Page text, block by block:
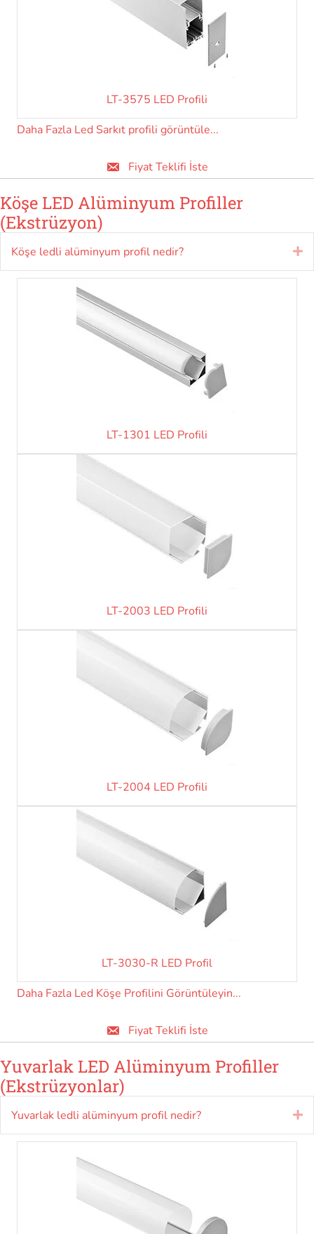
LT-3575 LED Profili
Daha Fazla Led Sarkıt profili görüntüle...
Fiyat Teklifi İste
Köşe LED Alüminyum Profiller
(Ekstrüzyon)
Köşe ledli alüminyum profil nedir?
LT-1301 LED Profili
LT-2003 LED Profili
LT-2004 LED Profili
LT-3030-R LED Profil
Daha Fazla Led Köşe Profilini Görüntüleyin...
Fiyat Teklifi İste
Yuvarlak LED Alüminyum Profiller
(Ekstrüzyonlar)
Yuvarlak ledli alüminyum profil nedir?